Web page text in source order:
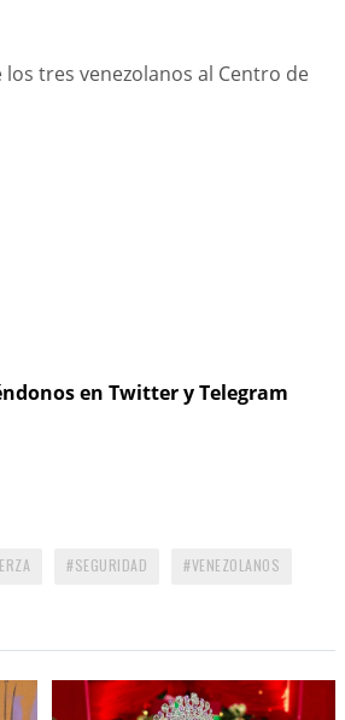
tres venezolanos al Centro de
en Twitter y Telegram
SEGURIDAD VENEZOLANOS